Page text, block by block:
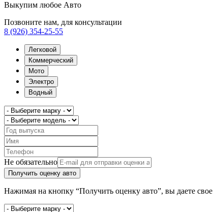
Выкупим любое Авто
Позвоните нам, для консультации
8 (926) 354-25-55
Легковой
Коммерческий
Мото
Электро
Водный
Не обязательно
Получить оценку авто
Нажимая на кнопку “Получить оценку авто”, вы даете свое